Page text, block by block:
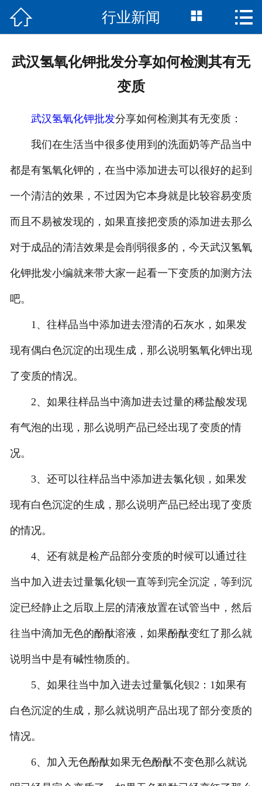
 首页
荣誉资质
留言反馈
联系我们
 行业新闻  
武汉氢氧化钾批发分享如何检测其有无
变质
武汉氢氧化钾批发分享如何检测其有无变质：
我们在生活当中很多使用到的洗面奶等产品当中
都是有氢氧化钾的，在当中添加进去可以很好的起到
一个清洁的效果，不过因为它本身就是比较容易变质
而且不易被发现的，如果直接把变质的添加进去那么
对于成品的清洁效果是会削弱很多的，今天武汉氢氧
化钾批发小编就来带大家一起看一下变质的加测方法
吧。
1、往样品当中添加进去澄清的石灰水，如果发
现有偶白色沉淀的出现生成，那么说明氢氧化钾出现
了变质的情况。
2、如果往样品当中滴加进去过量的稀盐酸发现
有气泡的出现，那么说明产品已经出现了变质的情
况。
3、还可以往样品当中添加进去氯化钡，如果发
现有白色沉淀的生成，那么说明产品已经出现了变质
的情况。
4、还有就是检产品部分变质的时候可以通过往
当中加入进去过量氯化钡一直等到完全沉淀，等到沉
淀已经静止之后取上层的清液放置在试管当中，然后
往当中滴加无色的酚酞溶液，如果酚酞变红了那么就
说明当中是有碱性物质的。
5、如果往当中加入进去过量氯化钡2：1如果有
白色沉淀的生成，那么就说明产品出现了部分变质的
情况。
6、加入无色酚酞如果无色酚酞不变色那么就说